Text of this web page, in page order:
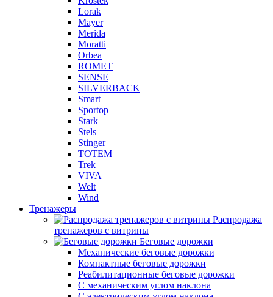
Lorak
Mayer
Merida
Moratti
Orbea
ROMET
SENSE
SILVERBACK
Smart
Sportop
Stark
Stels
Stinger
TOTEM
Trek
VIVA
Welt
Wind
Тренажеры
Распродажа
тренажеров с витрины
Беговые дорожки
Механические беговые дорожки
Компактные беговые дорожки
Реабилитационные беговые дорожки
С механическим углом наклона